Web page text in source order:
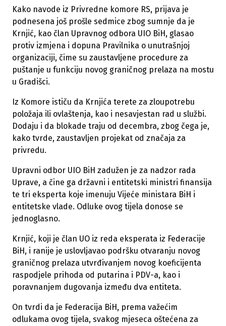
Kako navode iz Privredne komore RS, prijava je
podnesena još prošle sedmice zbog sumnje da je
Krnjić, kao član Upravnog odbora UIO BiH, glasao
protiv izmjena i dopuna Pravilnika o unutrašnjoj
organizaciji, čime su zaustavljene procedure za
puštanje u funkciju novog graničnog prelaza na mostu
u Gradišci.
Iz Komore ističu da Krnjića terete za zloupotrebu
položaja ili ovlaštenja, kao i nesavjestan rad u službi.
Dodaju i da blokade traju od decembra, zbog čega je,
kako tvrde, zaustavljen projekat od značaja za
privredu.
Upravni odbor UIO BiH zadužen je za nadzor rada
Uprave, a čine ga državni i entitetski ministri finansija
te tri eksperta koje imenuju Vijeće ministara BiH i
entitetske vlade. Odluke ovog tijela donose se
jednoglasno.
Krnjić, koji je član UO iz reda eksperata iz Federacije
BiH, i ranije je uslovljavao podršku otvaranju novog
graničnog prelaza utvrđivanjem novog koeficijenta
raspodjele prihoda od putarina i PDV-a, kao i
poravnanjem dugovanja između dva entiteta.
On tvrdi da je Federacija BiH, prema važećim
odlukama ovog tijela, svakog mjeseca oštećena za